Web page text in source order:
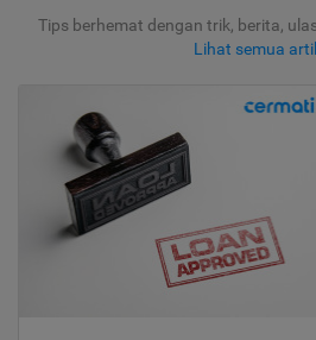
Tips berhemat dengan trik, berita,
Lihat semua